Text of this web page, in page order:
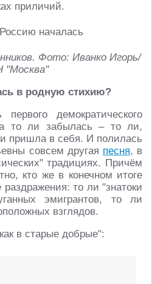
приличий.
Фото: Иванко Игорь/
"Москва"
в родную стихию?
демократического
то ли забылась – то ли,
пришла в себя. И полилась
совсем другая песня, в
традициях. Причём
кто же в конечном итоге
то ли "знатоки
эмигрантов, то ли
взглядов.
в старые добрые":